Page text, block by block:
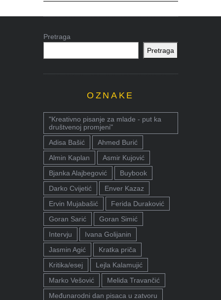
Pretraga
Pretraga
OZNAKE
"Kreativno pisanje za mlade - put ka
društvenoj promjeni"
Adisa Bašić
Ahmed Burić
Almin Kaplan
Asmir Kujović
Bjanka Alajbegović
Buybook
Darko Cvijetić
Enver Kazaz
Ervin Mujabašić
Ferida Duraković
Goran Sarić
Goran Simić
Intervju
Ivana Golijanin
Jasmin Agić
Kratka priča
Kritika/esej
Lejla Kalamujić
Marko Vešović
Melida Travančić
Međunarodni dan pisaca u zatvoru